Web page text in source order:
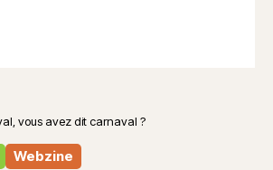
vous avez dit carnaval ?
Webzine